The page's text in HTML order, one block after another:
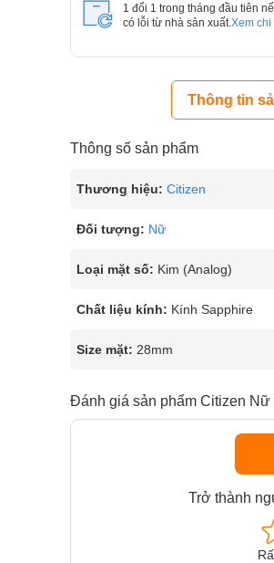
1 đổi 1 trong tháng đầu tiên
có lỗi từ nhà sản xuất. Xem chi
Thông tin
Thông số sản phẩm
Thương hiệu: Citizen
Đối tượng: Nữ
Loại mặt số: Kim (Analog)
Chất liệu kính: Kính Sapphire
Size mặt: 28mm
Đánh giá sản phẩm Citizen Nữ
Trở thành